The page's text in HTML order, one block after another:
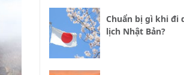
Chuẩn bị gì khi đi
lịch Nhật Bản?